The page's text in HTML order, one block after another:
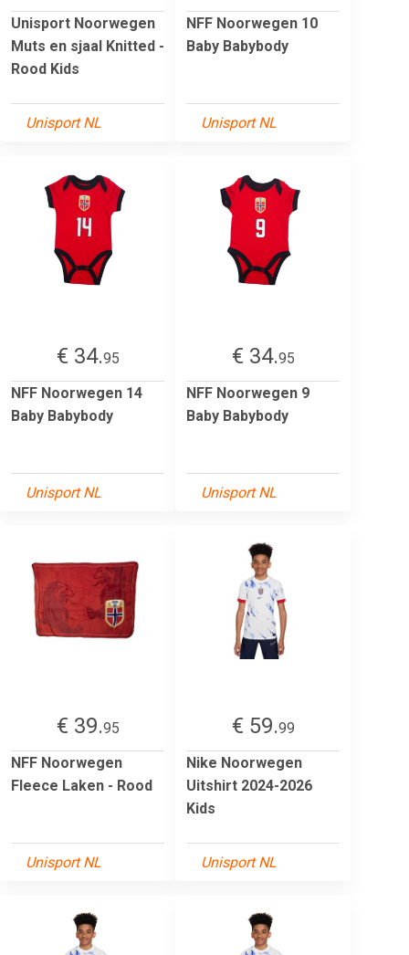
Unisport Noorwegen
Muts en sjaal Knitted -
Rood Kids
Unisport NL
NFF Noorwegen 10
Baby Babybody
Unisport NL
€ 34.95
NFF Noorwegen 14
Baby Babybody
Unisport NL
€ 34.95
NFF Noorwegen 9
Baby Babybody
Unisport NL
€ 39.95
NFF Noorwegen
Fleece Laken - Rood
Unisport NL
€ 59.99
Nike Noorwegen
Uitshirt 2024-2026
Kids
Unisport NL